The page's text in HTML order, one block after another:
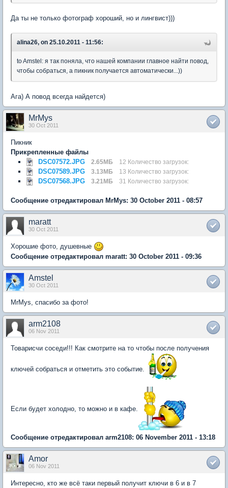
Да ты не только фотограф хороший, но и лингвист)))
alina26, on 25.10.2011 - 11:56:
to Amstel: я так поняла, что нашей компании главное найти повод,
чтобы собраться, а пикник получается автоматически...))
Ага) А повод всегда найдется)
MrMys
30 Oct 2011
Пикник
Прикрепленные файлы
DSC07572.JPG
2.65МБ 12 Количество загрузок:
DSC07589.JPG 3.13МБ 13 Количество загрузок:
DSC07568.JPG 3.21МБ 31 Количество загрузок:
Сообщение отредактировал MrMys: 30 October 2011 - 08:57
maratt
30 Oct 2011
Хорошие фото, душевные
Сообщение отредактировал maratt: 30 October 2011 - 09:36
Amstel
30 Oct 2011
MrMys, спасибо за фото!
arm2108
06 Nov 2011
Товарисчи соседи!!! Как смотрите на то чтобы после получения
ключей собраться и отметить это событие.
Если будет холодно, то можно и в кафе.
Сообщение отредактировал arm2108: 06 November 2011 - 13:18
Amor
06 Nov 2011
Интересно, кто же всё таки первый получит ключи в 6 и в 7